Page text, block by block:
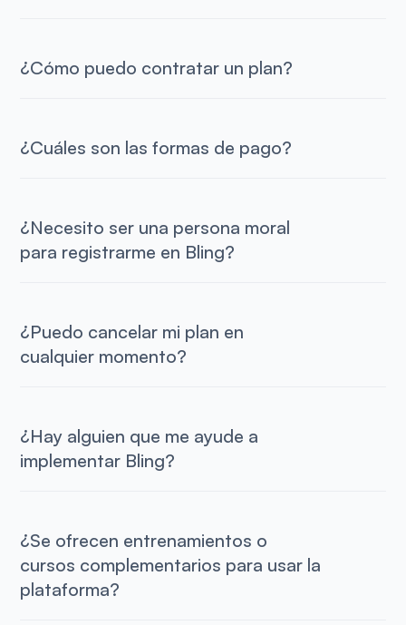
¿Cómo puedo contratar un plan?
¿Cuáles son las formas de pago?
¿Necesito ser una persona moral
para registrarme en Bling?
¿Puedo cancelar mi plan en
cualquier momento?
¿Hay alguien que me ayude a
implementar Bling?
¿Se ofrecen entrenamientos o
cursos complementarios para usar la
plataforma?